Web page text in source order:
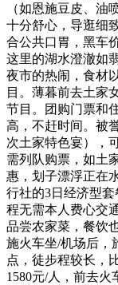
（如恩施豆皮、油
十分舒心，导逛细
合公共口胃，黑车
这里的湖水澄澈如
夜市的热闹，食材
目。薄暮前去土家
节目。团购门票和
高，不赶时间。被
次土家特色宴），
需列队购票，如土
惠，划子漂浮正在
行社的3日经济型
程无需本人费心交
品尝农家菜，餐饮
施火车坐/机场后，
点，徒步程较长，
1580元/人，前去火